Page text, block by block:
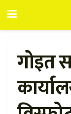
गोइत